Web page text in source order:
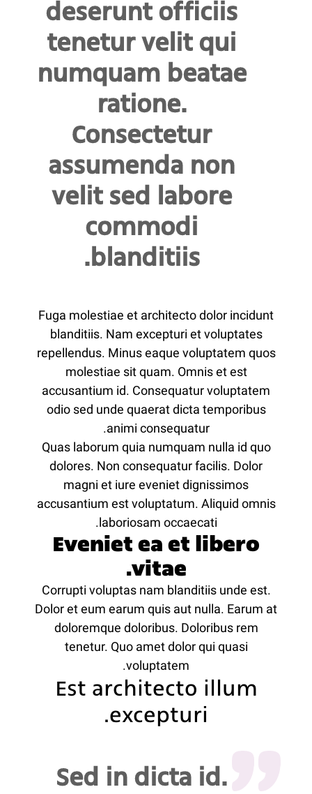
deserunt officiis
tenetur velit qui
numquam beatae
ratione.
Consectetur
assumenda non
velit sed labore
commodi
blanditiis.
Fuga molestiae et architecto dolor incidunt
blanditiis. Nam excepturi et voluptates
repellendus. Minus eaque voluptatem quos
molestiae sit quam. Omnis et est
accusantium id. Consequatur voluptatem
odio sed unde quaerat dicta temporibus
animi consequatur.
Quas laborum quia numquam nulla id quo
dolores. Non consequatur facilis. Dolor
magni et iure eveniet dignissimos
accusantium est voluptatum. Aliquid omnis
laboriosam occaecati.
Eveniet ea et libero
vitae.
Corrupti voluptas nam blanditiis unde est.
Dolor et eum earum quis aut nulla. Earum at
doloremque doloribus. Doloribus rem
tenetur. Quo amet dolor qui quasi
voluptatem.
Est architecto illum
excepturi.
Sed in dicta id.